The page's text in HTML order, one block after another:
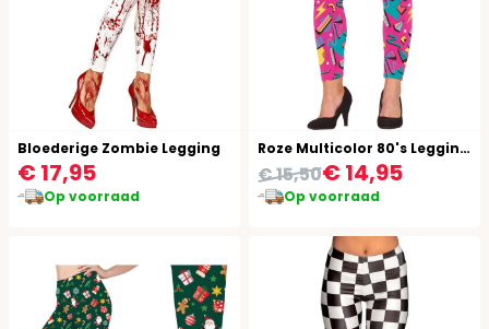
Bloederige Zombie Legging
€ 17,95
Op voorraad
Roze Multicolor 80's Leggings Vrouw
€ 14,95
€ 15,50
Op voorraad